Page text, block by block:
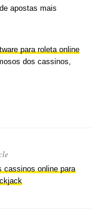
apostas mais
para roleta online
dos cassinos,
cassinos online para